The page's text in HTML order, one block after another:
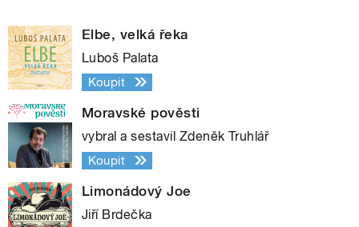
Elbe, velká řeka
Luboš Palata
Koupit
Moravské pověsti
vybral a sestavil Zdeněk Truhlář
Koupit
Limonádový Joe
Jiří Brdečka